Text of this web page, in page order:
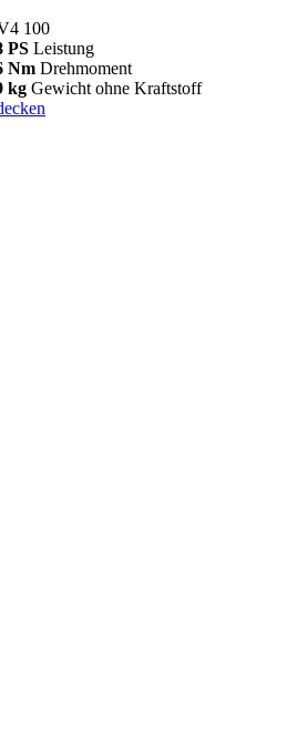
100
PS Leistung
Nm Drehmoment
kg Gewicht ohne Kraftstoff